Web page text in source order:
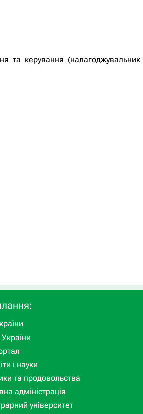
та керування
і науки
та продовольства
адміністрація
університет